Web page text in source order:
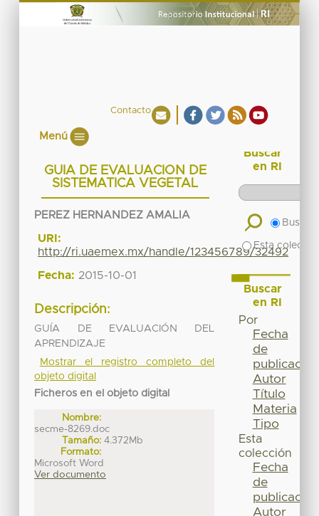
Contacto
Menú
GUIA DE EVALUACION DE
SISTEMATICA VEGETAL
PEREZ HERNANDEZ AMALIA
URI:
http://ri.uaemex.mx/handle/123456789/32492
Fecha: 2015-10-01
Descripción:
GUÍA DE EVALUACIÓN DEL
APRENDIZAJE
Mostrar el registro completo del
objeto digital
Ficheros en el objeto digital
Nombre:
secme-8269.doc
Tamaño: 4.372Mb
Formato:
Microsoft Word
Ver documento
Buscar
en RI
Buscar
Esta
Buscar
en RI
Por
Fecha
de
publicación
Autor
Título
Materia
Tipo
Esta
colección
Fecha
de
publicación
Autor